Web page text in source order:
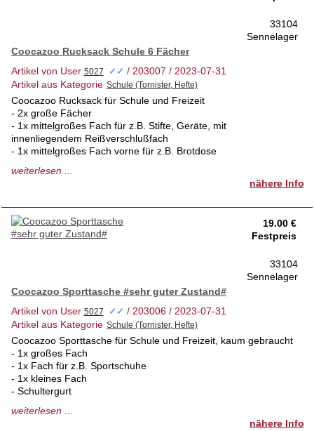
33104
Sennelager
Coocazoo Rucksack Schule 6 Fächer
Artikel von User
✓✓ / 203007 / 2023-07-31
Artikel aus Kategorie
Coocazoo Rucksack für Schule und Freizeit
- 2x große Fächer
- 1x mittelgroßes Fach für z.B. Stifte, Geräte, mit
innenliegendem Reißverschlußfach
- 1x mittelgroßes Fach vorne für z.B. Brotdose
etc
Zustand siehe Bilder
Versand möglich
weiterlesen ...
nähere Info
19.00 €
Festpreis
33104
Sennelager
Coocazoo Sporttasche #sehr guter Zustand#
Artikel von User
✓✓ / 203006 / 2023-07-31
Artikel aus Kategorie
Coocazoo Sporttasche für Schule und Freizeit, kaum gebraucht
- 1x großes Fach
- 1x Fach für z.B. Sportschuhe
- 1x kleines Fach
- Schultergurt
- Reflektionsstreifen für die Nacht/Dunkelheit
weiterlesen ...
nähere Info